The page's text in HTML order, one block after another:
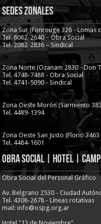
Sedes Zonales
Zona Sur (Fonrouge 326 - Lomas
Tel. 6062-2640 – Obra Social
Tel. 2082-2836 – Sindical
Zona Norte (Ozanam 2830 - Don
Tel. 4748-7488 - Obra Social
Tel. 4741-5090 - Sindical
Zona Oeste Morón (Sarmiento
Tel. 4489-1394
Zona Oeste San Justo (Florio 3463
Tel. 4484-1601
Obra Social | Hotel |
Obra Social del Personal Gráfico
Av. Belgrano 2530 - Ciudad
Tel. 4308-2678 - Líneas rotativas
mail: info@ospg.org.ar